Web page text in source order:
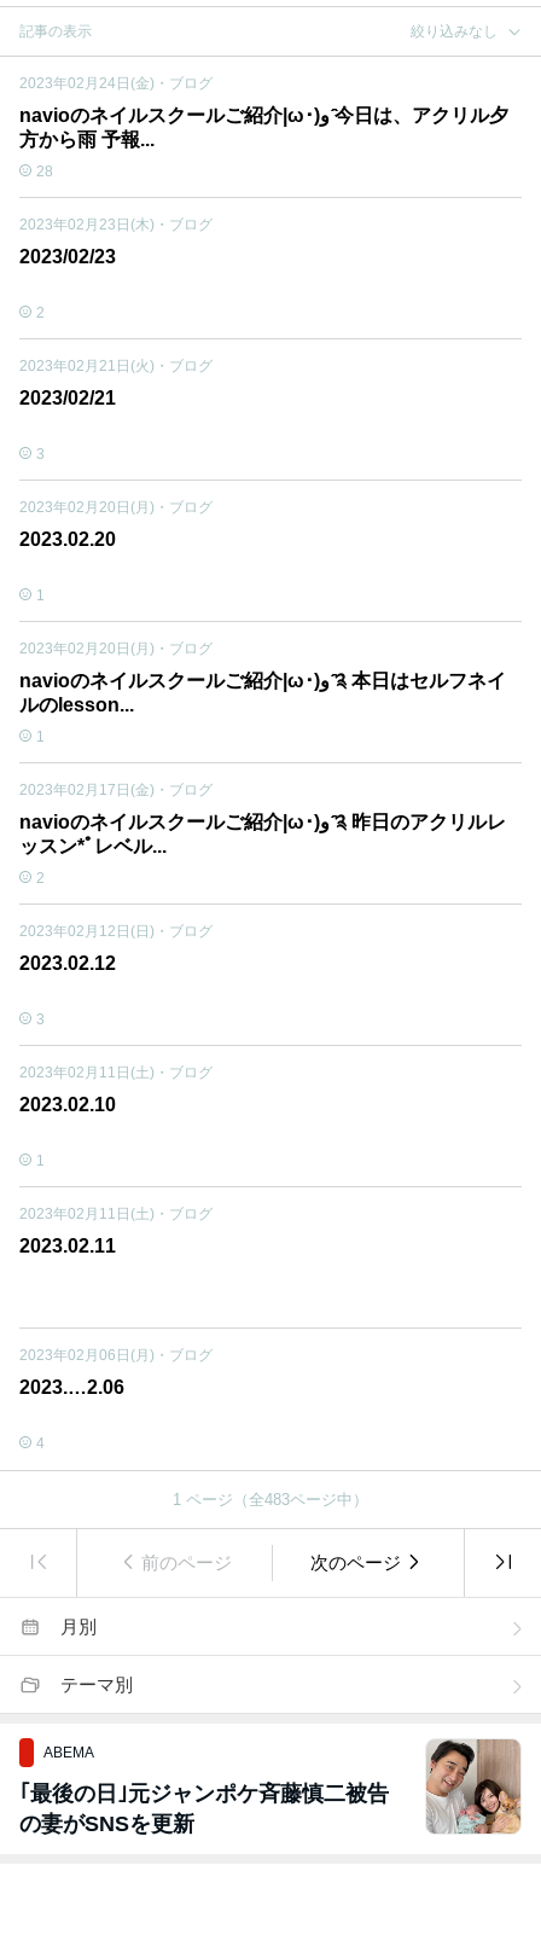
記事の表示 絞り込みなし
2023年02月24日(金) ・ ブログ
navioのネイルスクールご紹介|ω･)و ̑̑今日は、アクリル夕
方から雨 予報...
28
2023年02月23日(木) ・ ブログ
2023/02/23
2
2023年02月21日(火) ・ ブログ
2023/02/21
3
2023年02月20日(月) ・ ブログ
2023.02.20
1
2023年02月20日(月) ・ ブログ
navioのネイルスクールご紹介|ω･)و ̑̑༉ 本日はセルフネイ
ルのlesson...
1
2023年02月17日(金) ・ ブログ
navioのネイルスクールご紹介|ω･)و ̑̑༉ 昨日のアクリルレ
ッスン*ﾟレベル...
2
2023年02月12日(日) ・ ブログ
2023.02.12
3
2023年02月11日(土) ・ ブログ
2023.02.10
1
2023年02月11日(土) ・ ブログ
2023.02.11
2023年02月06日(月) ・ ブログ
2023.…2.06
4
1 ページ（全483ページ中）
前のページ 次のページ
月別
テーマ別
ABEMA
｢最後の日｣元ジャンポケ斉藤慎二被告
の妻がSNSを更新